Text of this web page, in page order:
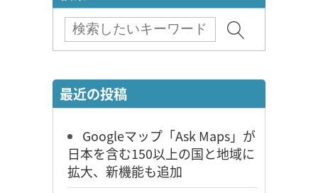
最近の投稿
Googleマップ「Ask Maps」が
日本を含む150以上の国と地域に
拡大、新機能も追加